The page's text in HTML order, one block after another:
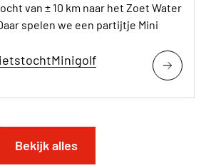
van ± 10 km naar het Zoet Water
spelen we een partijtje Mini
Bekijk alles